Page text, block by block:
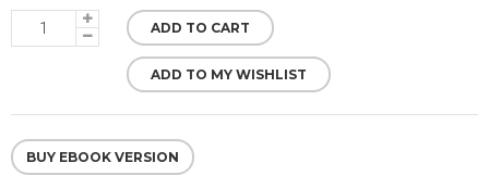
ADD TO CART
ADD TO MY WISHLIST
BUY EBOOK VERSION